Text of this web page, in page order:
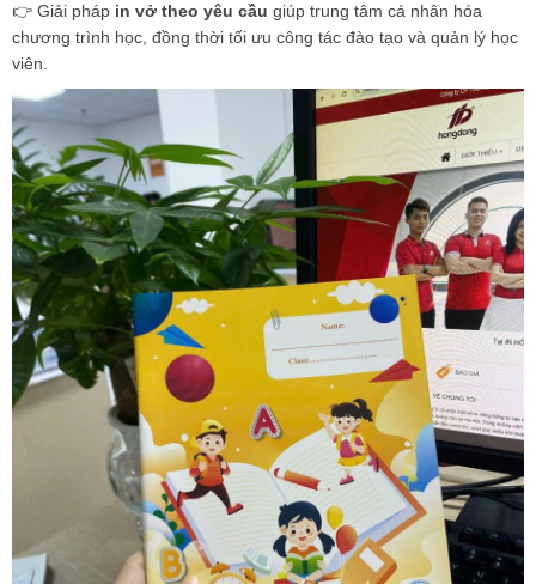
👉 Giải pháp in vở theo yêu cầu giúp trung tâm cá nhân hóa
chương trình học, đồng thời tối ưu công tác đào tạo và quản lý học
viên.